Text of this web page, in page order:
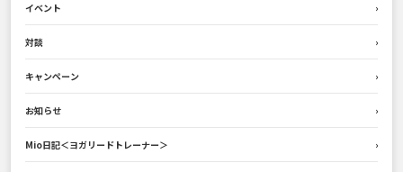
イベント ›
対談 ›
キャンペーン ›
お知らせ ›
Mio日記＜ヨガリードトレーナー＞ ›